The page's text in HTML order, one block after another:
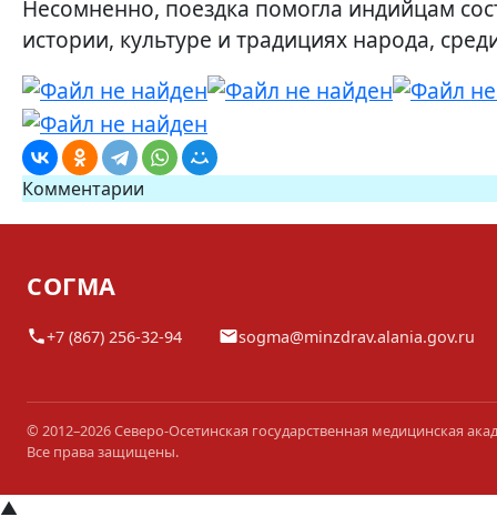
Несомненно, поездка помогла индийцам
истории, культуре и традициях народа,
Комментарии
СОГМА
+7 (867) 256-32-94 sogma@minzdrav.alania.gov.ru
© 2012–2026 Северо-Осетинская государственная медицинская
Все права защищены.
▲